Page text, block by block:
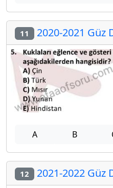
11 2020-2021 Güz
A B
12 2021-2022 Güz